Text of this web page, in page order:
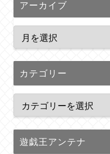
アーカイブ
カテゴリー
遊戯王アンテナ